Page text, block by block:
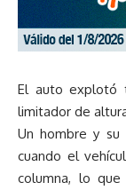
El auto explotó
limitador de
Un hombre y su
cuando el
columna, lo